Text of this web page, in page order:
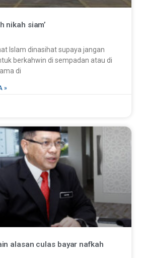
nikah siam’
Islam dinasihat supaya jangan
berkahwin di sempadan atau di
di
»
alasan culas bayar nafkah